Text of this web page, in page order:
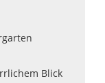
Blick